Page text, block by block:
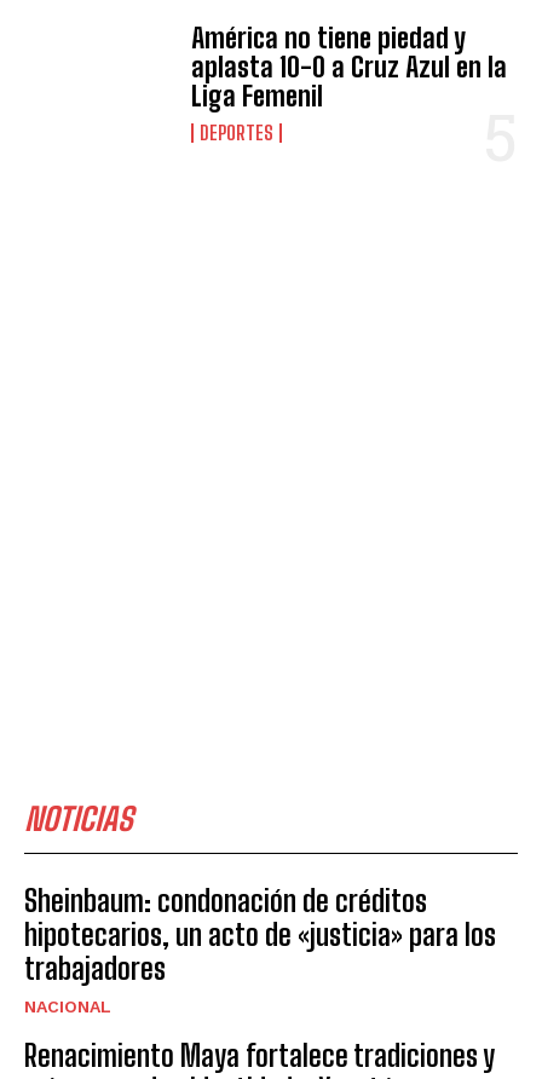
América no tiene piedad y
aplasta 10-0 a Cruz Azul en la
Liga Femenil
DEPORTES
NOTICIAS
Sheinbaum: condonación de créditos
hipotecarios, un acto de «justicia» para los
trabajadores
NACIONAL
Renacimiento Maya fortalece tradiciones y